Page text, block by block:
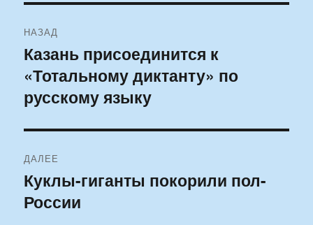
по
записям
НАЗАД
Предыдущая
запись:
Казань присоединится к
«Тотальному диктанту» по
русскому языку
ДАЛЕЕ
Следующая
запись:
Куклы-гиганты покорили пол-
России